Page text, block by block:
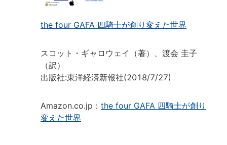
the four GAFA 四騎士が創り変えた世界
スコット・ギャロウェイ（著）、渡会 圭子
（訳）
出版社:東洋経済新報社(2018/7/27)
Amazon.co.jp： the four GAFA 四騎士が創り
変えた世界